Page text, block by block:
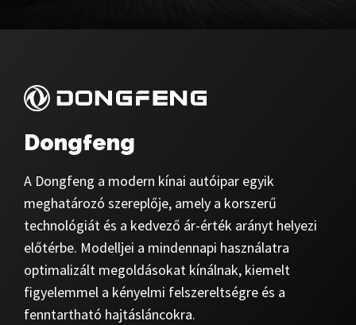
Dongfeng
A Dongfeng a modern kínai autóipar egyik
meghatározó szereplője, amely a korszerű
technológiát és a kedvező ár-érték arányt helyezi
előtérbe. Modelljei a mindennapi használatra
optimalizált megoldásokat kínálnak, kiemelt
figyelemmel a kényelmi felszereltségre és a
fenntartható hajtásláncokra.